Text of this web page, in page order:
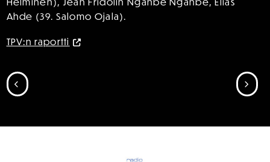
Ahde (39. Salomo Ojala).
TPV:n raportti
SIIRRY EDELLISEEN